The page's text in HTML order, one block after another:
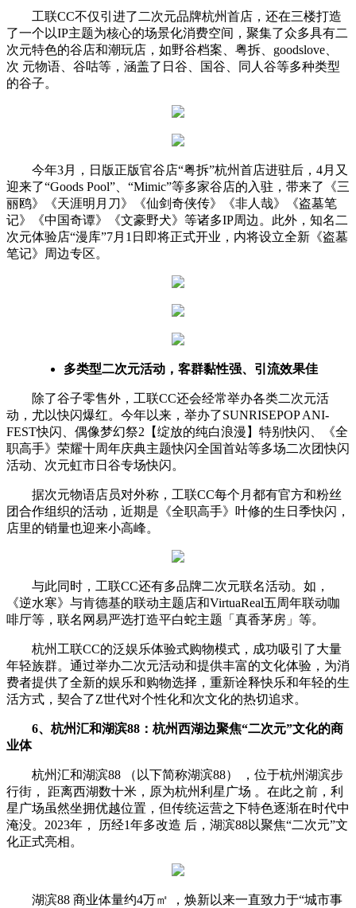
工联CC不仅引进了二次元品牌杭州首店，还在三楼打造
了一个以IP主题为核心的场景化消费空间，聚集了众多具有二
次元特色的谷店和潮玩店，如野谷档案、粤拆、goodslove、
次 元物语、谷咕等，涵盖了日谷、国谷、同人谷等多种类型
的谷子。
今年3月，日版正版官谷店“粤拆”杭州首店进驻后，4月又
迎来了“Goods Pool”、“Mimic”等多家谷店的入驻，带来了《三
丽鸥》《天涯明月刀》《仙剑奇侠传》《非人哉》《盗墓笔
记》《中国奇谭》《文豪野犬》等诸多IP周边。此外，知名二
次元体验店“漫库”7月1日即将正式开业，内将设立全新《盗墓
笔记》周边专区。
多类型二次元活动，客群黏性强、引流效果佳
除了谷子零售外，工联CC还会经常举办各类二次元活
动，尤以快闪爆红。今年以来，举办了SUNRISEPOP ANI-
FEST快闪、偶像梦幻祭2【绽放的纯白浪漫】特别快闪、《全
职高手》荣耀十周年庆典主题快闪全国首站等多场二次团快闪
活动、次元虹市日谷专场快闪。
据次元物语店员对外称，工联CC每个月都有官方和粉丝
团合作组织的活动，近期是《全职高手》叶修的生日季快闪，
店里的销量也迎来小高峰。
与此同时，工联CC还有多品牌二次元联名活动。如，
《逆水寒》与肯德基的联动主题店和VirtuaReal五周年联动咖
啡厅等，联名网易严选打造平白蛇主题「真香茅房」等。
杭州工联CC的泛娱乐体验式购物模式，成功吸引了大量
年轻族群。通过举办二次元活动和提供丰富的文化体验，为消
费者提供了全新的娱乐和购物选择，重新诠释快乐和年轻的生
活方式，契合了Z世代对个性化和次文化的热切追求。
6、杭州汇和湖滨88： 杭州西湖边聚焦“二次元”文化的商
业体
杭州汇和湖滨88 （以下简称湖滨88） ，位于杭州湖滨步
行街， 距离西湖数十米，原为杭州利星广场 。在此之前，利
星广场虽然坐拥优越位置，但传统运营之下特色逐渐在时代中
淹没。2023年， 历经1年多改造 后，湖滨88以聚焦“二次元”文
化正式亮相。
湖滨88 商业体量约4万㎡ ，焕新以来一直致力于“城市事